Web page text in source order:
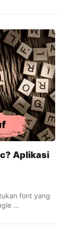
Aplikasi
font yang
...